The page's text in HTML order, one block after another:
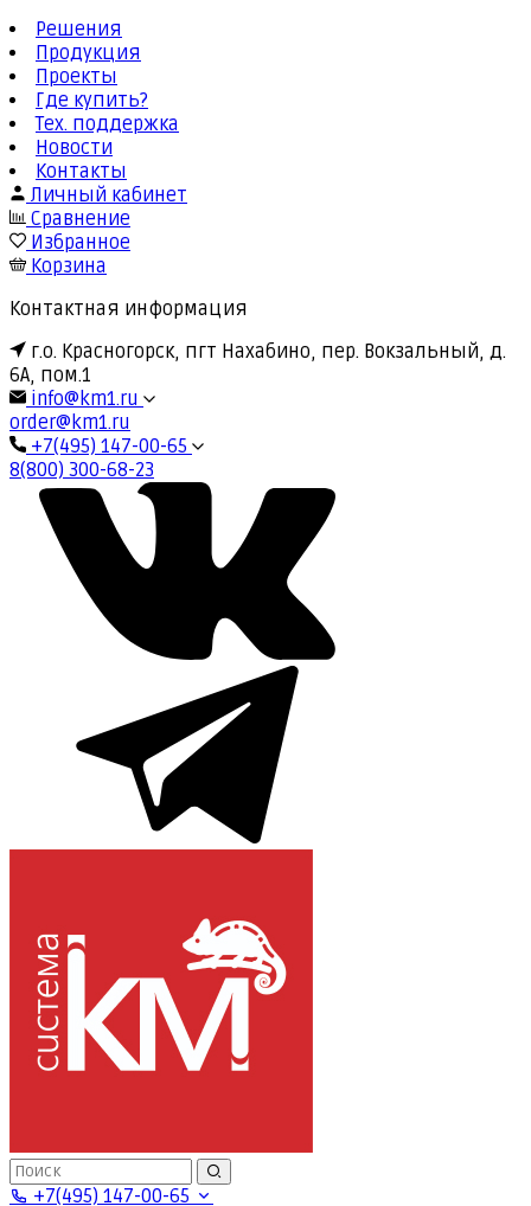
Решения
Продукция
Проекты
Где купить?
Тех. поддержка
Новости
Контакты
Личный кабинет
Сравнение
Избранное
Корзина
Контактная информация
г.о. Красногорск, пгт Нахабино, пер. Вокзальный, д.
6А, пом.1
info@km1.ru
order@km1.ru
+7(495) 147-00-65
8(800) 300-68-23
+7(495) 147-00-65